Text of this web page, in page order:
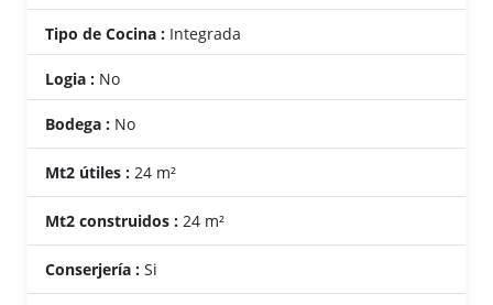
Tipo de Cocina : Integrada
Logia : No
Bodega : No
Mt2 útiles : 24 m²
Mt2 construidos : 24 m²
Conserjería : Si